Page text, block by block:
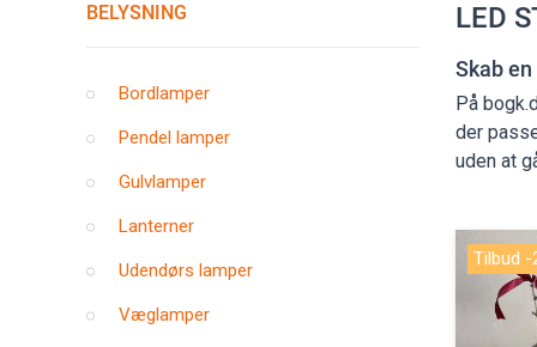
BELYSNING
Bordlamper
Pendel lamper
Gulvlamper
Lanterner
Udendørs lamper
Væglamper
LED
Skab
På
der
uden at
Tilbud -